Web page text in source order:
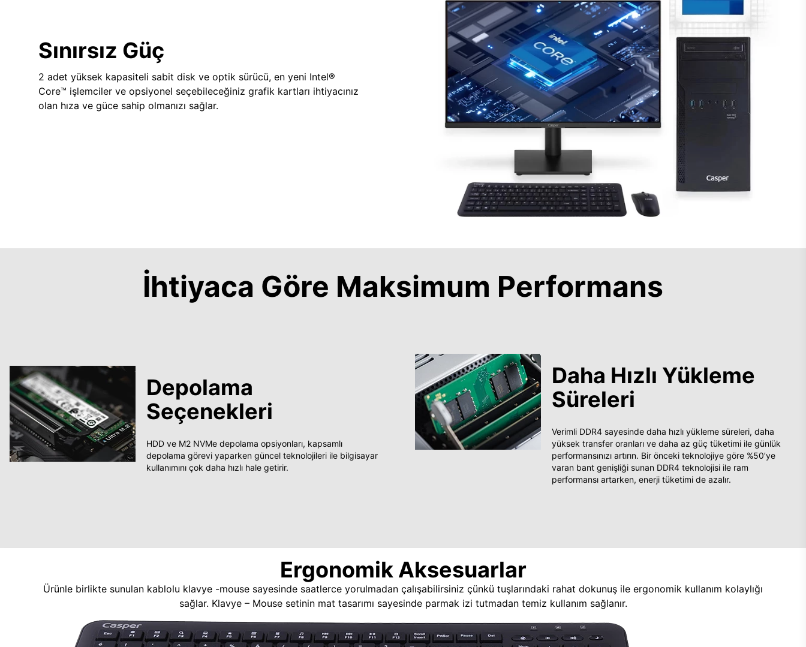
Sınırsız Güç
2 adet yüksek kapasiteli sabit disk ve optik sürücü, en yeni Intel®
Core™ işlemciler ve opsiyonel seçebileceğiniz grafik kartları ihtiyacınız
olan hıza ve güce sahip olmanızı sağlar.
İhtiyaca Göre Maksimum Performans
Depolama
Seçenekleri
HDD ve M2 NVMe depolama opsiyonları, kapsamlı
depolama görevi yaparken güncel teknolojileri ile bilgisayar
kullanımını çok daha hızlı hale getirir.
Daha Hızlı Yükleme
Süreleri
Verimli DDR4 sayesinde daha hızlı yükleme süreleri, daha
yüksek transfer oranları ve daha az güç tüketimi ile günlük
performansınızı artırın. Bir önceki teknolojiye göre %50’ye
varan bant genişliği sunan DDR4 teknolojisi ile ram
performansı artarken, enerji tüketimi de azalır.
Ergonomik Aksesuarlar
Ürünle birlikte sunulan kablolu klavye -mouse sayesinde saatlerce yorulmadan çalışabilirsiniz çünkü tuşlarındaki rahat dokunuş ile ergonomik kullanım kolaylığı
sağlar. Klavye – Mouse setinin mat tasarımı sayesinde parmak izi tutmadan temiz kullanım sağlanır.